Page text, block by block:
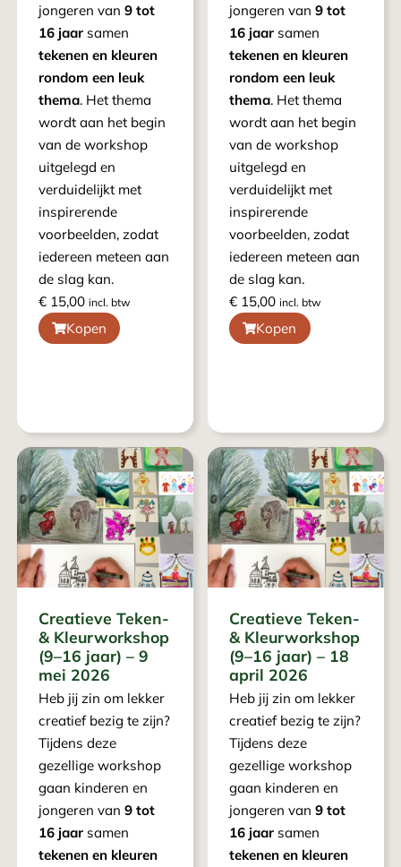
jongeren van9 tot
16 jaar samen
tekenen en kleuren
rondom een leuk
thema. Het thema
wordt aan het begin
van de workshop
uitgelegd en
verduidelijkt met
inspirerende
voorbeelden, zodat
iedereen meteen aan
de slag kan.
€ 15,00 incl. btw
Kopen
jongeren van 9 tot
16 jaar samen
tekenen en kleuren
rondom een leuk
thema. Het thema
wordt aan het begin
van de workshop
uitgelegd en
verduidelijkt met
inspirerende
voorbeelden, zodat
iedereen meteen aan
de slag kan.
€ 15,00 incl. btw
Kopen
Creatieve Teken-
& Kleurworkshop
(9–16 jaar) – 9
mei 2026
Heb jij zin om lekker
creatief bezig te zijn?
Tijdens deze
gezellige workshop
gaan kinderen en
jongeren van9 tot
16 jaar samen
tekenen en kleuren
Creatieve Teken-
& Kleurworkshop
(9–16 jaar) – 18
april 2026
Heb jij zin om lekker
creatief bezig te zijn?
Tijdens deze
gezellige workshop
gaan kinderen en
jongeren van 9 tot
16 jaar samen
tekenen en kleuren